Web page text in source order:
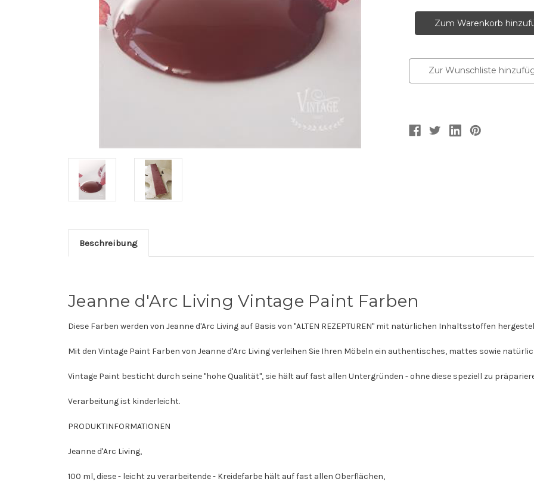
Paint
Farbe
Rusty
Red
verringern
Paint
Farbe
Rusty
Red
erhöhen
Zur Wunschliste
Beschreibung
Jeanne d'Arc Living Vintage Paint Farben
Diese Farben werden von Jeanne d'Arc Living auf Basis von "ALTEN REZEPTUREN" mit natürlichen Inhaltsstoffen
Mit den Vintage Paint Farben von Jeanne d'Arc Living verleihen Sie Ihren Möbeln ein authentisches, mattes sowie
Vintage Paint besticht durch seine "hohe Qualität", sie hält auf fast allen Untergründen - ohne diese speziell zu
Verarbeitung ist kinderleicht.
PRODUKTINFORMATIONEN
Jeanne d'Arc Living,
100 ml, diese - leicht zu verarbeitende - Kreidefarbe hält auf fast allen Oberflächen,